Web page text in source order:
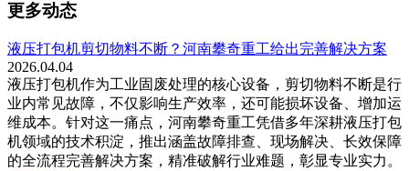
更多动态
液压打包机剪切物料不断？河南攀奇重工给出完善解决方案
2026.04.04
液压打包机作为工业固废处理的核心设备，剪切物料不断是行
业内常见故障，不仅影响生产效率，还可能损坏设备、增加运
维成本。针对这一痛点，河南攀奇重工凭借多年深耕液压打包
机领域的技术积淀，推出涵盖故障排查、现场解决、长效保障
的全流程完善解决方案，精准破解行业难题，彰显专业实力。